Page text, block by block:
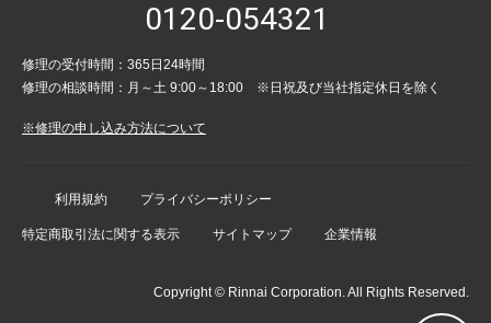
0120-054321
修理の受付時間：365日24時間
修理の相談時間：月～土 9:00～18:00 ※日祝及び当社指定休日を除く
※修理の申し込み方法について
利用規約 プライバシーポリシー
特定商取引法に関する表示 サイトマップ 企業情報
Copyright © Rinnai Corporation. All Rights Reserved.